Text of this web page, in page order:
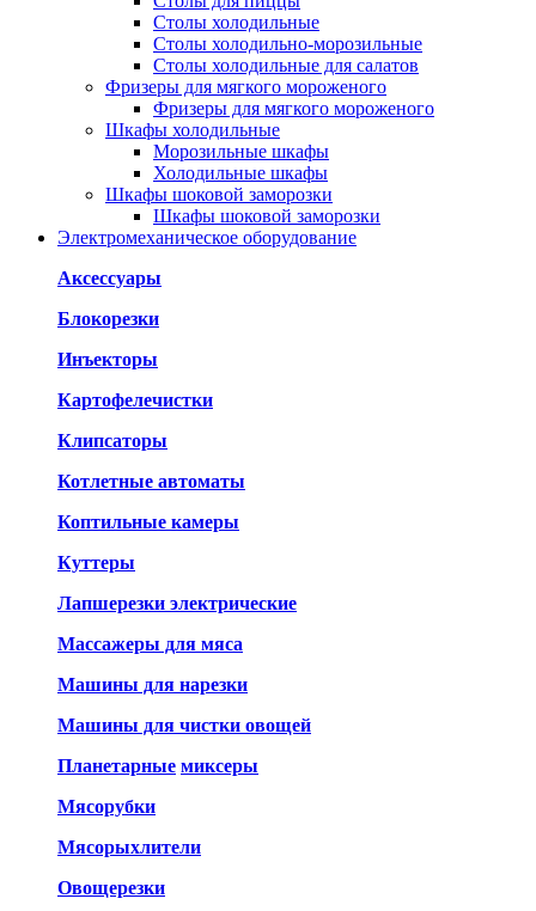
Столы холодильные
Столы холодильно-морозильные
Столы холодильные для салатов
Фризеры для мягкого мороженого
Фризеры для мягкого мороженого
Шкафы холодильные
Mорозильные шкафы
Холодильные шкафы
Шкафы шоковой заморозки
Шкафы шоковой заморозки
Электромеханическое оборудование
Аксессуары
Блокорезки
Инъекторы
Картофелечистки
Клипсаторы
Котлетные автоматы
Коптильные камеры
Куттеры
Лапшерезки электрические
Массажеры для мяса
Машины для нарезки
Машины для чистки овощей
Планетарные миксеры
Мясорубки
Мясорыхлители
Овощерезки